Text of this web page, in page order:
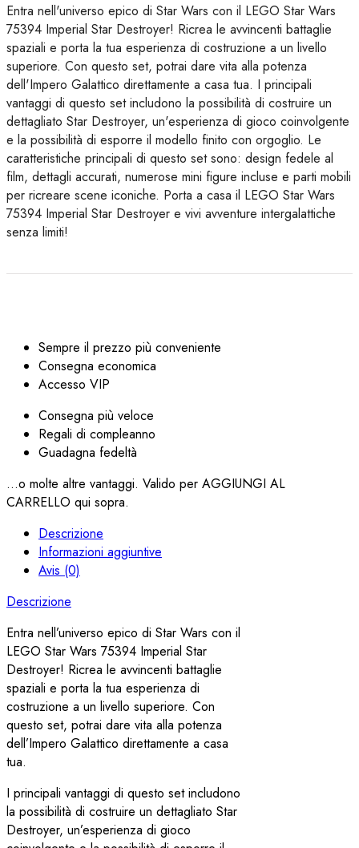
Entra nell'universo epico di Star Wars con il LEGO Star Wars
75394 Imperial Star Destroyer! Ricrea le avvincenti battaglie
spaziali e porta la tua esperienza di costruzione a un livello
superiore. Con questo set, potrai dare vita alla potenza
dell'Impero Galattico direttamente a casa tua. I principali
vantaggi di questo set includono la possibilità di costruire un
dettagliato Star Destroyer, un'esperienza di gioco coinvolgente
e la possibilità di esporre il modello finito con orgoglio. Le
caratteristiche principali di questo set sono: design fedele al
film, dettagli accurati, numerose mini figure incluse e parti mobili
per ricreare scene iconiche. Porta a casa il LEGO Star Wars
75394 Imperial Star Destroyer e vivi avventure intergalattiche
senza limiti!
Sempre il prezzo più conveniente
Consegna economica
Accesso VIP
Consegna più veloce
Regali di compleanno
Guadagna fedeltà
...o molte altre vantaggi. Valido per AGGIUNGI AL
CARRELLO qui sopra.
Descrizione
Informazioni aggiuntive
Avis (0)
Descrizione
Entra nell’universo epico di Star Wars con il
LEGO Star Wars 75394 Imperial Star
Destroyer! Ricrea le avvincenti battaglie
spaziali e porta la tua esperienza di
costruzione a un livello superiore. Con
questo set, potrai dare vita alla potenza
dell’Impero Galattico direttamente a casa
tua.
I principali vantaggi di questo set includono
la possibilità di costruire un dettagliato Star
Destroyer, un’esperienza di gioco